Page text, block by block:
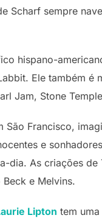
Scharf sempre
hispano-
Ele também é
Jam, Stone
São Francisco,
e
dia. As criações
e Melvins.
Lipton tem